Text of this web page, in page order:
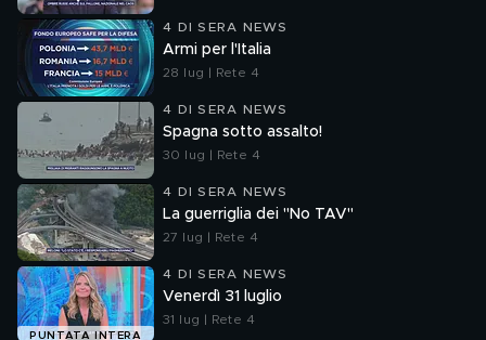
4 DI SERA NEWS
Armi per l'Italia
28 lug | Rete 4
4 DI SERA NEWS
Spagna sotto assalto!
30 lug | Rete 4
4 DI SERA NEWS
La guerriglia dei "No TAV"
27 lug | Rete 4
PUNTATA INTERA
4 DI SERA NEWS
Venerdì 31 luglio
31 lug | Rete 4